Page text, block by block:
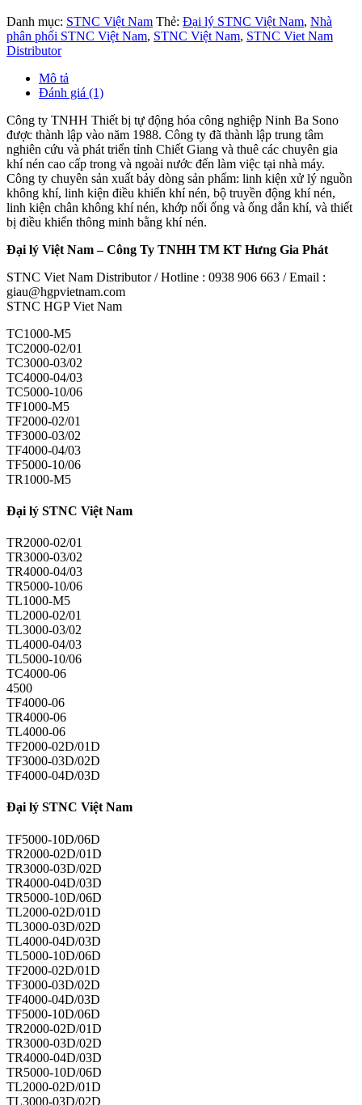
Danh mục: STNC Việt Nam Thẻ: Đại lý STNC Việt Nam, Nhà
phân phối STNC Việt Nam, STNC Việt Nam, STNC Viet Nam
Distributor
Mô tả
Đánh giá (1)
Công ty TNHH Thiết bị tự động hóa công nghiệp Ninh Ba Sono
được thành lập vào năm 1988. Công ty đã thành lập trung tâm
nghiên cứu và phát triển tỉnh Chiết Giang và thuê các chuyên gia
khí nén cao cấp trong và ngoài nước đến làm việc tại nhà máy.
Công ty chuyên sản xuất bảy dòng sản phẩm: linh kiện xử lý nguồn
không khí, linh kiện điều khiển khí nén, bộ truyền động khí nén,
linh kiện chân không khí nén, khớp nối ống và ống dẫn khí, và thiết
bị điều khiển thông minh bằng khí nén.
Đại lý Việt Nam – Công Ty TNHH TM KT Hưng Gia Phát
STNC Viet Nam Distributor / Hotline : 0938 906 663 / Email :
giau@hgpvietnam.com
STNC HGP Viet Nam
TC1000-M5
TC2000-02/01
TC3000-03/02
TC4000-04/03
TC5000-10/06
TF1000-M5
TF2000-02/01
TF3000-03/02
TF4000-04/03
TF5000-10/06
TR1000-M5
Đại lý STNC Việt Nam
TR2000-02/01
TR3000-03/02
TR4000-04/03
TR5000-10/06
TL1000-M5
TL2000-02/01
TL3000-03/02
TL4000-04/03
TL5000-10/06
TC4000-06
4500
TF4000-06
TR4000-06
TL4000-06
TF2000-02D/01D
TF3000-03D/02D
TF4000-04D/03D
Đại lý STNC Việt Nam
TF5000-10D/06D
TR2000-02D/01D
TR3000-03D/02D
TR4000-04D/03D
TR5000-10D/06D
TL2000-02D/01D
TL3000-03D/02D
TL4000-04D/03D
TL5000-10D/06D
TF2000-02D/01D
TF3000-03D/02D
TF4000-04D/03D
TF5000-10D/06D
TR2000-02D/01D
TR3000-03D/02D
TR4000-04D/03D
TR5000-10D/06D
TL2000-02D/01D
TL3000-03D/02D